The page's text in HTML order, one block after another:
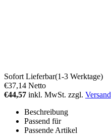
Sofort Lieferbar(1-3 Werktage)
€37,14 Netto
€44,57 inkl. MwSt. zzgl. Versand
Beschreibung
Passend für
Passende Artikel